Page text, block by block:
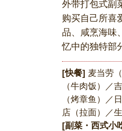
外带打包式副
购买自己所喜
品、咸烹海味
忆中的独特部
[快餐] 麦当劳
（牛肉饭）／
（烤章鱼）／
店（拉面）／
[副菜・西式小